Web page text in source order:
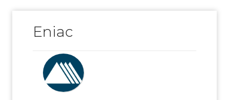
Eniac